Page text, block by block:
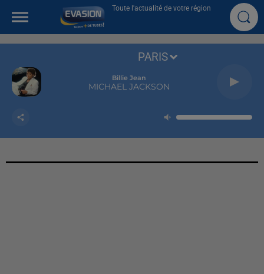
Toute l'actualité de votre région
Billie Jean
MICHAEL JACKSON
PARIS